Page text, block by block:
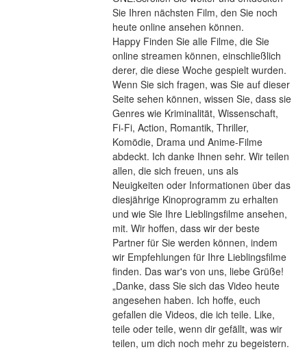
Sie Ihren nächsten Film, den Sie noch
heute online ansehen können.
Happy Finden Sie alle Filme, die Sie
online streamen können, einschließlich
derer, die diese Woche gespielt wurden.
Wenn Sie sich fragen, was Sie auf dieser
Seite sehen können, wissen Sie, dass sie
Genres wie Kriminalität, Wissenschaft,
Fi-Fi, Action, Romantik, Thriller,
Komödie, Drama und Anime-Filme
abdeckt. Ich danke Ihnen sehr. Wir teilen
allen, die sich freuen, uns als
Neuigkeiten oder Informationen über das
diesjährige Kinoprogramm zu erhalten
und wie Sie Ihre Lieblingsfilme ansehen,
mit. Wir hoffen, dass wir der beste
Partner für Sie werden können, indem
wir Empfehlungen für Ihre Lieblingsfilme
finden. Das war's von uns, liebe Grüße!
„Danke, dass Sie sich das Video heute
angesehen haben. Ich hoffe, euch
gefallen die Videos, die ich teile. Like,
teile oder teile, wenn dir gefällt, was wir
teilen, um dich noch mehr zu begeistern.